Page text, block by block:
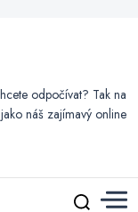
odpočívat? Tak na
náš zajímavý online